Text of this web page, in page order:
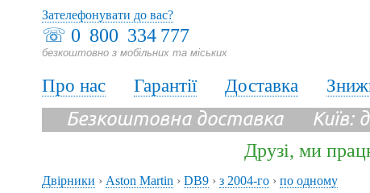
☏ 0 800 334 777
безкоштовно з мобільних та міських
Зателефонувати до вас?
Про нас Гарантії Доставка
Безкоштовна доставка Київ:
Друзі, ми
Двірники › Aston Martin › DB9 › з 2004-го › по одному